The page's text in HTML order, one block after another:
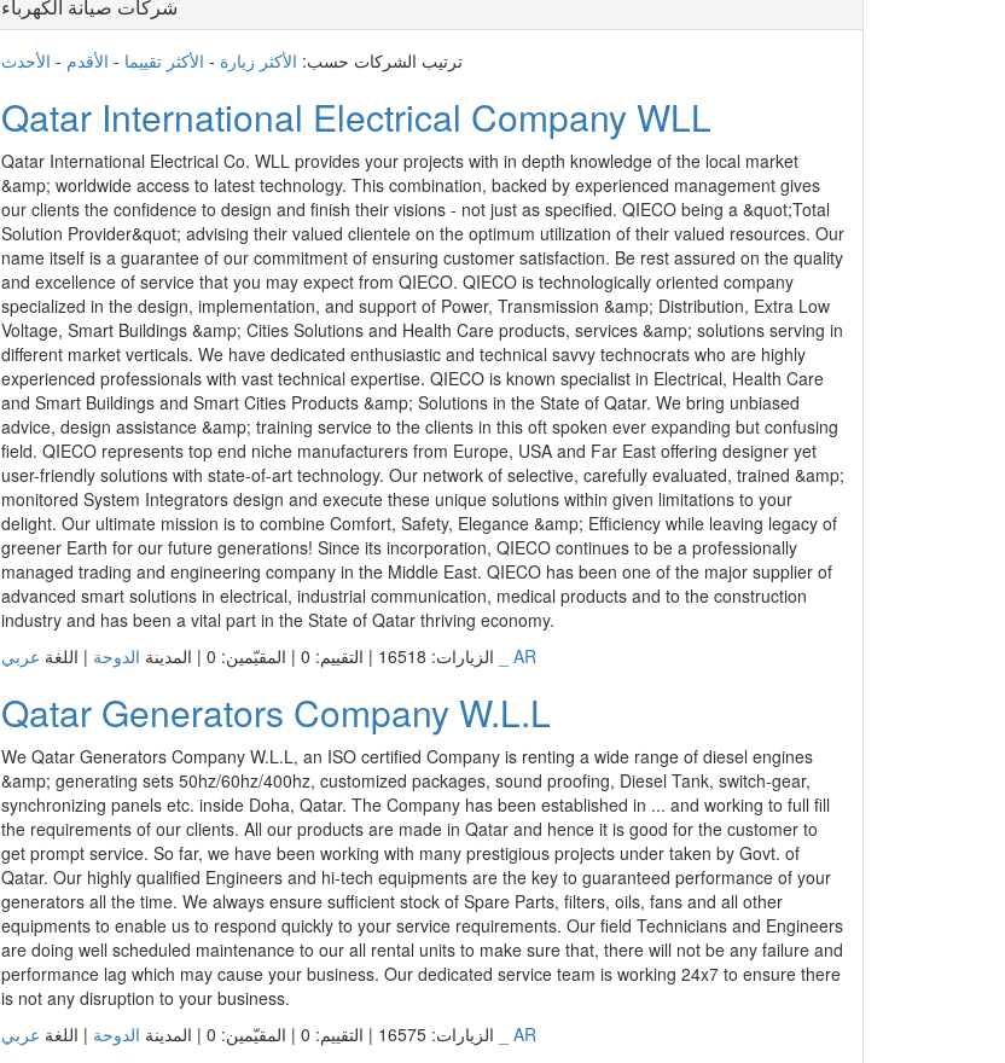
شركات صيانة الكهرباء
ترتيب الشركات حسب: الأكثر زيارة - الأكثر تقييما - الأقدم - الأحدث
Qatar International Electrical Company WLL
Qatar International Electrical Co. WLL provides your projects with in depth knowledge of the local market
&amp; worldwide access to latest technology. This combination, backed by experienced management gives
our clients the confidence to design and finish their visions - not just as specified. QIECO being a &quot;Total
Solution Provider&quot; advising their valued clientele on the optimum utilization of their valued resources. Our
name itself is a guarantee of our commitment of ensuring customer satisfaction. Be rest assured on the quality
and excellence of service that you may expect from QIECO. QIECO is technologically oriented company
specialized in the design, implementation, and support of Power, Transmission &amp; Distribution, Extra Low
Voltage, Smart Buildings &amp; Cities Solutions and Health Care products, services &amp; solutions serving in
different market verticals. We have dedicated enthusiastic and technical savvy technocrats who are highly
experienced professionals with vast technical expertise. QIECO is known specialist in Electrical, Health Care
and Smart Buildings and Smart Cities Products &amp; Solutions in the State of Qatar. We bring unbiased
advice, design assistance &amp; training service to the clients in this oft spoken ever expanding but confusing
field. QIECO represents top end niche manufacturers from Europe, USA and Far East offering designer yet
user-friendly solutions with state-of-art technology. Our network of selective, carefully evaluated, trained &amp;
monitored System Integrators design and execute these unique solutions within given limitations to your
delight. Our ultimate mission is to combine Comfort, Safety, Elegance &amp; Efficiency while leaving legacy of
greener Earth for our future generations! Since its incorporation, QIECO continues to be a professionally
managed trading and engineering company in the Middle East. QIECO has been one of the major supplier of
advanced smart solutions in electrical, industrial communication, medical products and to the construction
industry and has been a vital part in the State of Qatar thriving economy.
الزيارات: 16518 | التقييم: 0 | المقيّمين: 0 | المدينة
الدوحة | اللغة عربي _ AR
Qatar Generators Company W.L.L
We Qatar Generators Company W.L.L, an ISO certified Company is renting a wide range of diesel engines
&amp; generating sets 50hz/60hz/400hz, customized packages, sound proofing, Diesel Tank, switch-gear,
synchronizing panels etc. inside Doha, Qatar. The Company has been established in ... and working to full fill
the requirements of our clients. All our products are made in Qatar and hence it is good for the customer to
get prompt service. So far, we have been working with many prestigious projects under taken by Govt. of
Qatar. Our highly qualified Engineers and hi-tech equipments are the key to guaranteed performance of your
generators all the time. We always ensure sufficient stock of Spare Parts, filters, oils, fans and all other
equipments to enable us to respond quickly to your service requirements. Our field Technicians and Engineers
are doing well scheduled maintenance to our all rental units to make sure that, there will not be any failure and
performance lag which may cause your business. Our dedicated service team is working 24x7 to ensure there
is not any disruption to your business.
الزيارات: 16575 | التقييم: 0 | المقيّمين: 0 | المدينة
الدوحة | اللغة عربي _ AR